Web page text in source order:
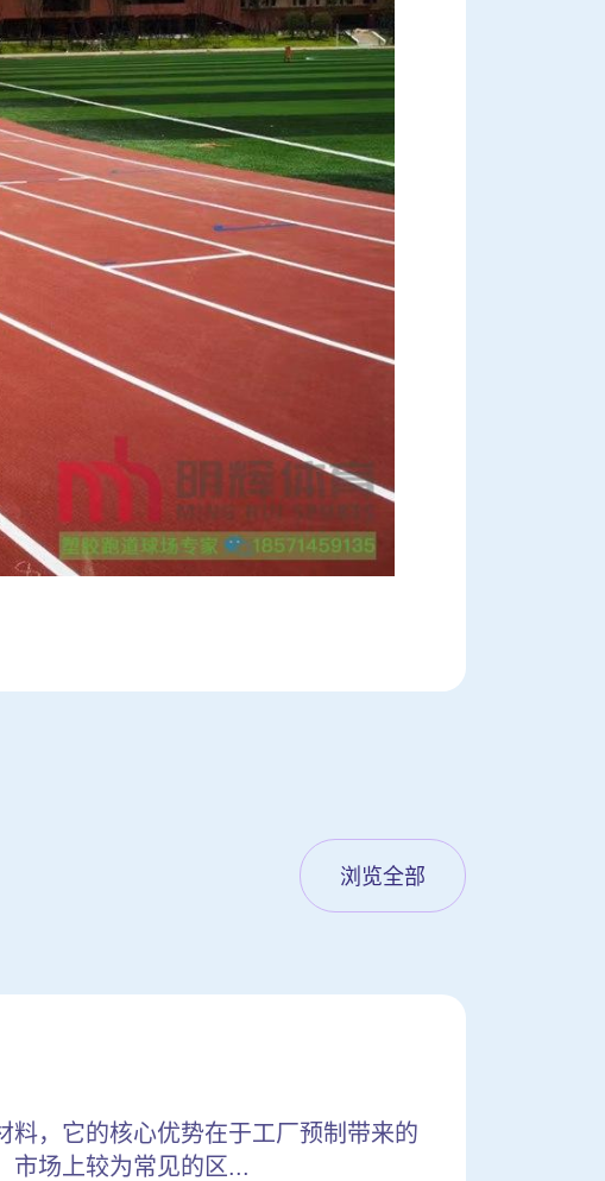
浏览全部
，它的核心优势在于工厂预制带来的
市场上较为常见的区...